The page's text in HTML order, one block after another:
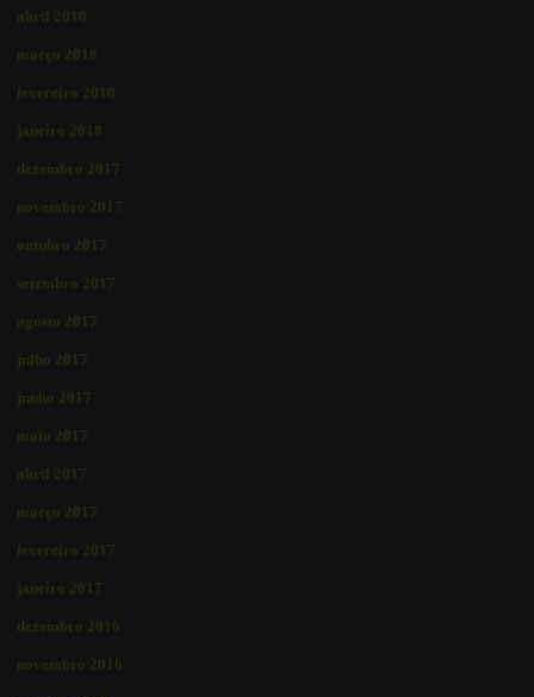
abril 2018
março 2018
fevereiro 2018
janeiro 2018
dezembro 2017
novembro 2017
outubro 2017
setembro 2017
agosto 2017
julho 2017
junho 2017
maio 2017
abril 2017
março 2017
fevereiro 2017
janeiro 2017
dezembro 2016
novembro 2016